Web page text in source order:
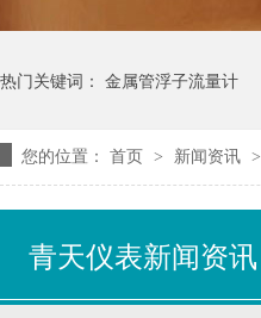
热门关键词： 金属管浮子流量计
您的位置： 首页 > 新闻资讯 >
青天仪表新闻资讯